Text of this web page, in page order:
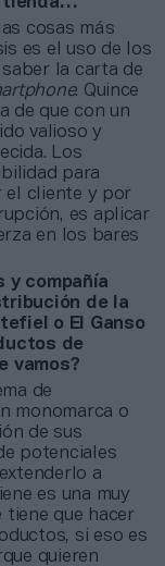
cosas más
es el uso de los
la carta de
. Quince
de que con un
valioso y
Los
para
el cliente y por
es aplicar
en los bares
y compañía
de la
o El Ganso
de
vamos?
de
monomarca o
de sus
potenciales
a
es una muy
tiene que hacer
si eso es
quieren